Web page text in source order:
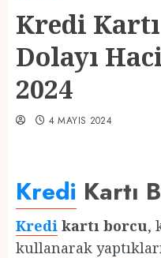
Kredi
Dolayı
2024
4 MAYIS 2024
Kredi Kartı
Kredi kartı borcu,
kullanarak